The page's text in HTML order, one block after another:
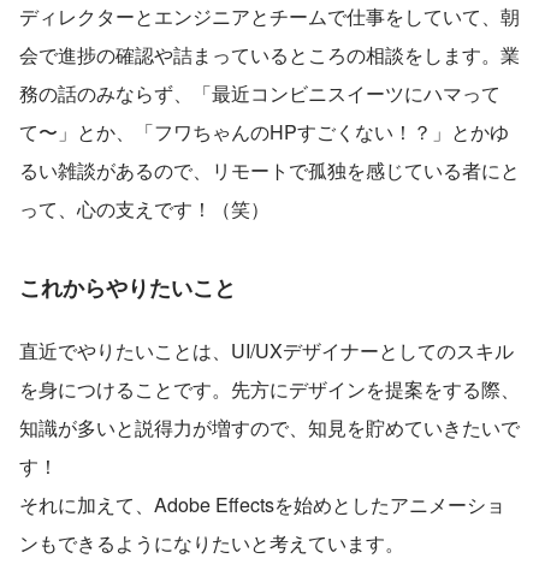
ディレクターとエンジニアとチームで仕事をしていて、朝
会で進捗の確認や詰まっているところの相談をします。業
務の話のみならず、「最近コンビニスイーツにハマって
て〜」とか、「フワちゃんのHPすごくない！？」とかゆ
るい雑談があるので、リモートで孤独を感じている者にと
って、心の支えです！（笑）
これからやりたいこと
直近でやりたいことは、UI/UXデザイナーとしてのスキル
を身につけることです。先方にデザインを提案をする際、
知識が多いと説得力が増すので、知見を貯めていきたいで
す！
それに加えて、Adobe Effectsを始めとしたアニメーショ
ンもできるようになりたいと考えています。